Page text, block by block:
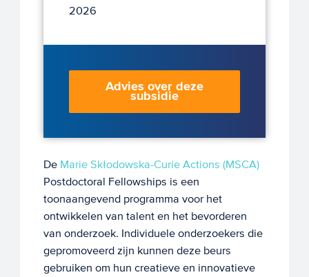
2026
Advies over deze
subsidie
De Marie Skłodowska-Curie Actions (MSCA)
Postdoctoral Fellowships is een
toonaangevend programma voor het
ontwikkelen van talent en het bevorderen
van onderzoek. Individuele onderzoekers die
gepromoveerd zijn kunnen deze beurs
gebruiken om hun creatieve en innovatieve